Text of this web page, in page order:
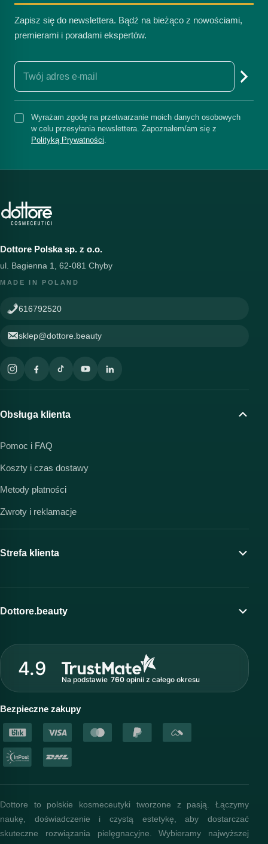
Zapisz się do newslettera. Bądź na bieżąco z nowościami,
premierami i poradami ekspertów.
Wyrażam zgodę na przetwarzanie moich danych osobowych
w celu przesyłania newslettera. Zapoznałem/am się z
Polityką Prywatności.
Dottore Polska sp. z o.o.
ul. Bagienna 1, 62-081 Chyby
MADE IN POLAND
616792520
sklep@dottore.beauty
Obsługa klienta
Pomoc i FAQ
Koszty i czas dostawy
Metody płatności
Zwroty i reklamacje
Strefa klienta
Moje konto
Program lojalnościowy
Strefa profesjonalisty
Dottore.beauty
O marce Dottore
Nasz zespół
Akademia i szkolenia
Baza wiedzy
4.9
Na podstawie 760opinii z całego okresu
Bezpieczne zakupy
Dottore to polskie kosmeceutyki tworzone z pasją. Łączymy
naukę, doświadczenie i czystą estetykę, aby dostarczać
skuteczne rozwiązania pielęgnacyjne. Wybieramy najwyższej